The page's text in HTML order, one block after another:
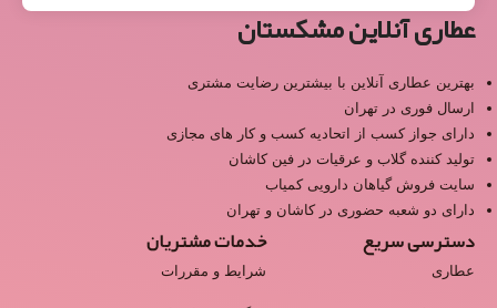
عطاری آنلاین مشکستان
بهترین عطاری آنلاین با بیشترین رضایت مشتری
ارسال فوری در تهران
دارای جواز کسب از اتحادیه کسب و کار های مجازی
تولید کننده گلاب و عرقیات در فین کاشان
سایت فروش گیاهان دارویی کمیاب
دارای دو شعبه حضوری در کاشان و تهران
دسترسی سریع
عطاری
خدمات مشتریان
شرایط و مقررات